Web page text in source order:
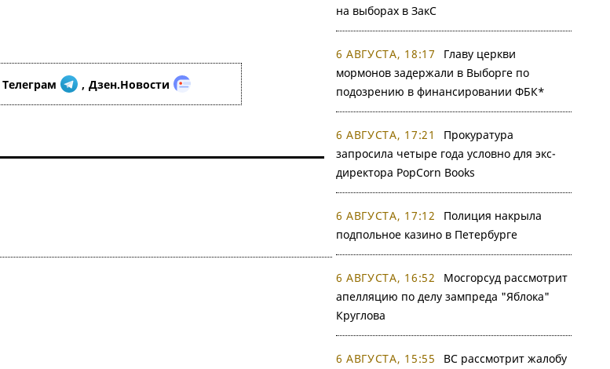
Телеграм , Дзен.Новости
на выборах в ЗакС
6 АВГУСТА, 18:17
Главу церкви
мормонов задержали в Выборге по
подозрению в финансировании ФБК*
6 АВГУСТА, 17:21
Прокуратура
запросила четыре года условно для экс-
директора PopCorn Books
6 АВГУСТА, 17:12
Полиция накрыла
подпольное казино в Петербурге
6 АВГУСТА, 16:52
Мосгорсуд рассмотрит
апелляцию по делу зампреда "Яблока"
Круглова
6 АВГУСТА, 15:55
ВС рассмотрит жалобу